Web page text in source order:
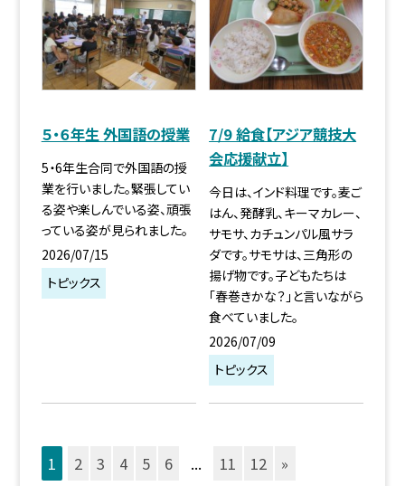
５・６年生 外国語の授業
5・6年生合同で外国語の授
業を行いました。緊張してい
る姿や楽しんでいる姿、頑張
っている姿が見られました。
2026/07/15
トピックス
7/9 給食【アジア競技大
会応援献立】
今日は、インド料理です。麦ご
はん、発酵乳、キーマカレー、
サモサ、カチュンパル風サラ
ダです。サモサは、三角形の
揚げ物です。子どもたちは
「春巻きかな？」と言いながら
食べていました。
2026/07/09
トピックス
1 2 3 4 5 6 ... 11 12 »